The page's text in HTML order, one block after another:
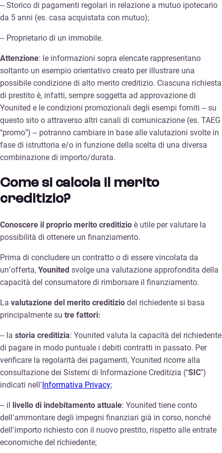
– Storico di pagamenti regolari in relazione a mutuo ipotecario
da 5 anni (es. casa acquistata con mutuo);
– Proprietario di un immobile.
Attenzione: le informazioni sopra elencate rappresentano
soltanto un esempio orientativo creato per illustrare una
possibile condizione di alto merito creditizio. Ciascuna richiesta
di prestito è, infatti, sempre soggetta ad approvazione di
Younited e le condizioni promozionali degli esempi forniti – su
questo sito o attraverso altri canali di comunicazione (es. TAEG
“promo”) – potranno cambiare in base alle valutazioni svolte in
fase di istruttoria e/o in funzione della scelta di una diversa
combinazione di importo/durata.
Come si calcola il merito
creditizio?
Conoscere il proprio merito creditizio è utile per valutare la
possibilità di ottenere un finanziamento.
Prima di concludere un contratto o di essere vincolata da
un’offerta, Younited svolge una valutazione approfondita della
capacità del consumatore di rimborsare il finanziamento.
La valutazione del merito creditizio del richiedente si basa
principalmente su tre fattori:
– la storia creditizia: Younited valuta la capacità del richiedente
di pagare in modo puntuale i debiti contratti in passato. Per
verificare la regolarità dei pagamenti, Younited ricorre alla
consultazione dei Sistemi di Informazione Creditizia (“SIC”)
indicati nell’Informativa Privacy;
– il livello di indebitamento attuale: Younited tiene conto
dell’ammontare degli impegni finanziari già in corso, nonché
dell’importo richiesto con il nuovo prestito, rispetto alle entrate
economiche del richiedente;